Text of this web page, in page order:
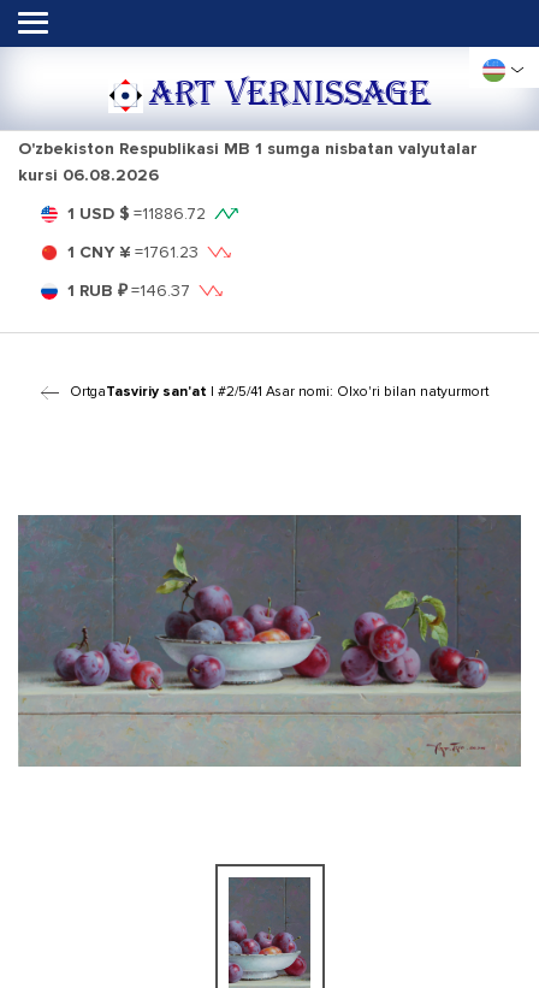
ART VERNISSAGE
O'zbekiston Respublikasi MB 1 sumga nisbatan valyutalar
kursi 06.08.2026
1 USD $ =11886.72
1 CNY ¥ =1761.23
1 RUB ₽=146.37
OrtgaTasviriy san'at | #2/5/41 Asar nomi: Olxo'ri bilan natyurmort